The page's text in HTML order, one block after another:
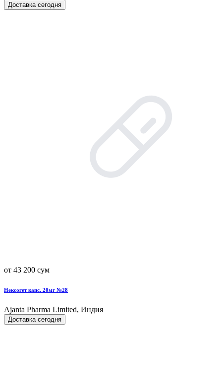
Доставка сегодня
от 43 200 сум
Нексогет капс. 20мг №28
Ajanta Pharma Limited, Индия
Доставка сегодня